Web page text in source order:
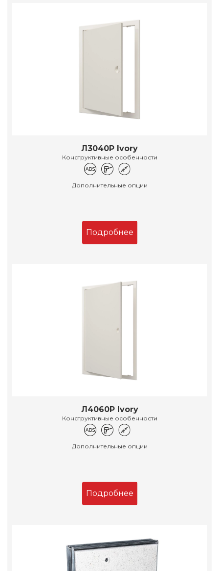
Л3040Р Ivory
Конструктивные особенности
Дополнительные опции
Подробнее
Л4060Р Ivory
Конструктивные особенности
Дополнительные опции
Подробнее